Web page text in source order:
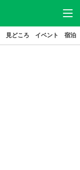
見どころ イベント 宿泊